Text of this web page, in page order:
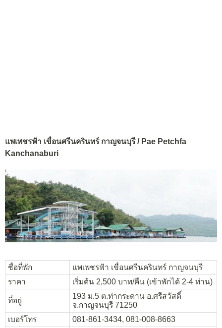
แพเพชรฟ้า เขื่อนศรีนครินทร์ กาญจนบุรี / Pae Petchfa
Kanchanaburi
ชื่อที่พัก
แพเพชรฟ้า เขื่อนศรีนครินทร์ กาญจนบุรี
ราคา
เริ่มต้น 2,500 บาท/คืน (เข้าพักได้ 2-4 ท่าน)
ที่อยู่
193 ม.5 ต.ท่ากระดาน อ.ศรีสวัสดิ์
จ.กาญจนบุรี 71250
เบอร์โทร
081-861-3434, 081-008-8663